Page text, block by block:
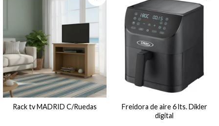
Rack tv MADRID C/Ruedas
Freidora de aire 6 lts. Dikler
digital